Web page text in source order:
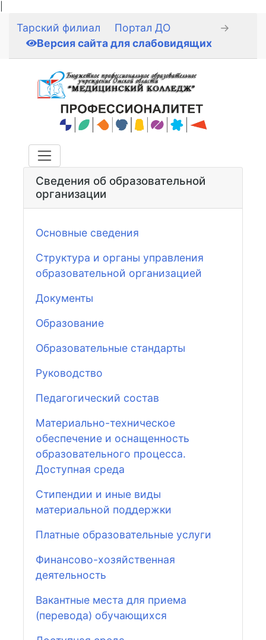
Тарский филиал Портал ДО
→
Версия сайта для слабовидящих
Сведения об образовательной
организации
Основные сведения
Структура и органы управления
образовательной организацией
Документы
Образование
Образовательные стандарты
Руководство
Педагогический состав
Материально-техническое
обеспечение и оснащенность
образовательного процесса.
Доступная среда
Стипендии и иные виды
материальной поддержки
Платные образовательные услуги
Финансово-хозяйственная
деятельность
Вакантные места для приема
(перевода) обучающихся